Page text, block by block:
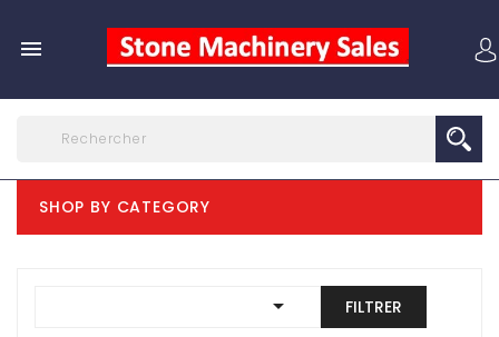

SHOP BY CATEGORY

FILTRER